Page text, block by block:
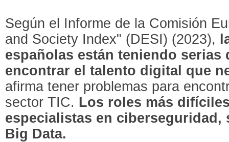
Según el Informe de la Comisión
and Society Index" (DESI) (2023),
españolas están teniendo serias
encontrar el talento digital que
afirma tener problemas para
sector TIC. Los roles más
especialistas en ciberseguridad,
Big Data.